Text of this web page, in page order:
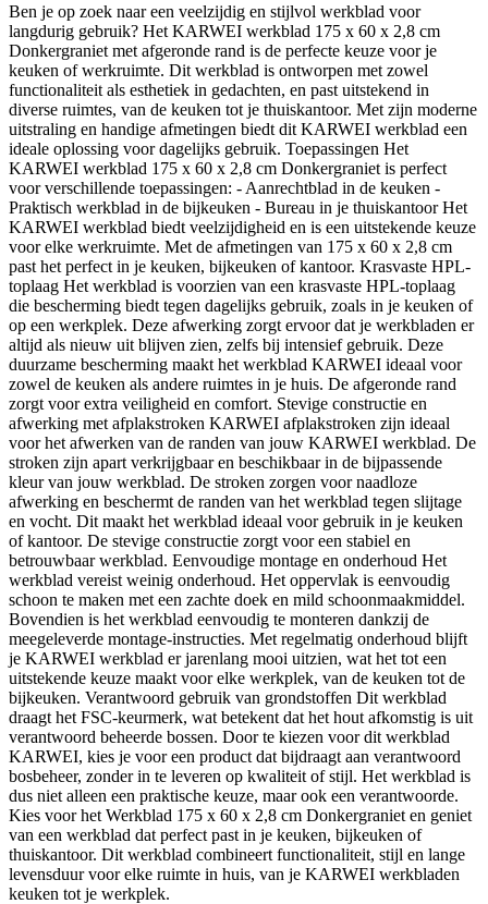
Ben je op zoek naar een veelzijdig en stijlvol werkblad voor
langdurig gebruik? Het KARWEI werkblad 175 x 60 x 2,8 cm
Donkergraniet met afgeronde rand is de perfecte keuze voor je
keuken of werkruimte. Dit werkblad is ontworpen met zowel
functionaliteit als esthetiek in gedachten, en past uitstekend in
diverse ruimtes, van de keuken tot je thuiskantoor. Met zijn moderne
uitstraling en handige afmetingen biedt dit KARWEI werkblad een
ideale oplossing voor dagelijks gebruik. Toepassingen Het
KARWEI werkblad 175 x 60 x 2,8 cm Donkergraniet is perfect
voor verschillende toepassingen: - Aanrechtblad in de keuken -
Praktisch werkblad in de bijkeuken - Bureau in je thuiskantoor Het
KARWEI werkblad biedt veelzijdigheid en is een uitstekende keuze
voor elke werkruimte. Met de afmetingen van 175 x 60 x 2,8 cm
past het perfect in je keuken, bijkeuken of kantoor. Krasvaste HPL-
toplaag Het werkblad is voorzien van een krasvaste HPL-toplaag
die bescherming biedt tegen dagelijks gebruik, zoals in je keuken of
op een werkplek. Deze afwerking zorgt ervoor dat je werkbladen er
altijd als nieuw uit blijven zien, zelfs bij intensief gebruik. Deze
duurzame bescherming maakt het werkblad KARWEI ideaal voor
zowel de keuken als andere ruimtes in je huis. De afgeronde rand
zorgt voor extra veiligheid en comfort. Stevige constructie en
afwerking met afplakstroken KARWEI afplakstroken zijn ideaal
voor het afwerken van de randen van jouw KARWEI werkblad. De
stroken zijn apart verkrijgbaar en beschikbaar in de bijpassende
kleur van jouw werkblad. De stroken zorgen voor naadloze
afwerking en beschermt de randen van het werkblad tegen slijtage
en vocht. Dit maakt het werkblad ideaal voor gebruik in je keuken
of kantoor. De stevige constructie zorgt voor een stabiel en
betrouwbaar werkblad. Eenvoudige montage en onderhoud Het
werkblad vereist weinig onderhoud. Het oppervlak is eenvoudig
schoon te maken met een zachte doek en mild schoonmaakmiddel.
Bovendien is het werkblad eenvoudig te monteren dankzij de
meegeleverde montage-instructies. Met regelmatig onderhoud blijft
je KARWEI werkblad er jarenlang mooi uitzien, wat het tot een
uitstekende keuze maakt voor elke werkplek, van de keuken tot de
bijkeuken. Verantwoord gebruik van grondstoffen Dit werkblad
draagt het FSC-keurmerk, wat betekent dat het hout afkomstig is uit
verantwoord beheerde bossen. Door te kiezen voor dit werkblad
KARWEI, kies je voor een product dat bijdraagt aan verantwoord
bosbeheer, zonder in te leveren op kwaliteit of stijl. Het werkblad is
dus niet alleen een praktische keuze, maar ook een verantwoorde.
Kies voor het Werkblad 175 x 60 x 2,8 cm Donkergraniet en geniet
van een werkblad dat perfect past in je keuken, bijkeuken of
thuiskantoor. Dit werkblad combineert functionaliteit, stijl en lange
levensduur voor elke ruimte in huis, van je KARWEI werkbladen
keuken tot je werkplek.